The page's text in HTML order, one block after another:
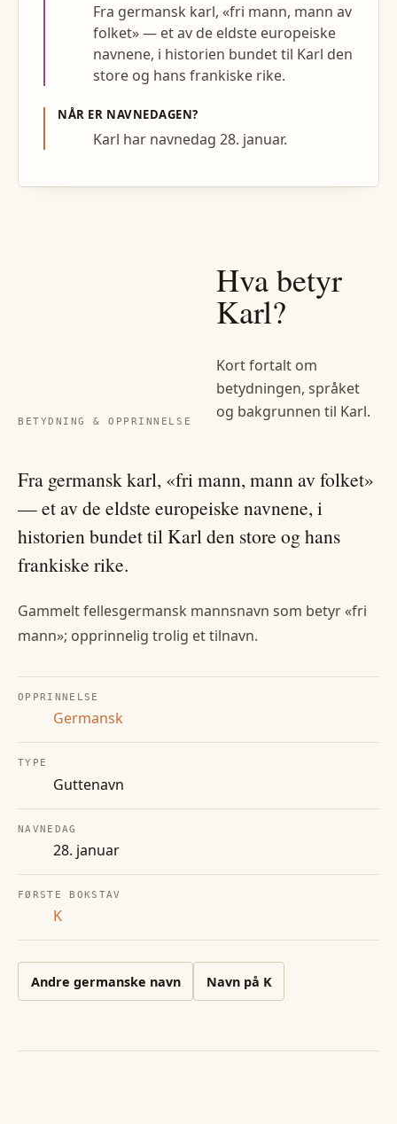
Fra germansk karl, «fri mann, mann av
folket» — et av de eldste europeiske
navnene, i historien bundet til Karl den
store og hans frankiske rike.
NÅR ER NAVNEDAGEN?
Karl har navnedag 28. januar.
BETYDNING & OPPRINNELSE
Hva betyr
Karl?
Kort fortalt om
betydningen, språket
og bakgrunnen til Karl.
Fra germansk karl, «fri mann, mann av folket»
— et av de eldste europeiske navnene, i
historien bundet til Karl den store og hans
frankiske rike.
Gammelt fellesgermansk mannsnavn som betyr «fri
mann»; opprinnelig trolig et tilnavn.
OPPRINNELSE
Germansk
TYPE
Guttenavn
NAVNEDAG
28. januar
FØRSTE BOKSTAV
K
Andre germanske navn Navn på K